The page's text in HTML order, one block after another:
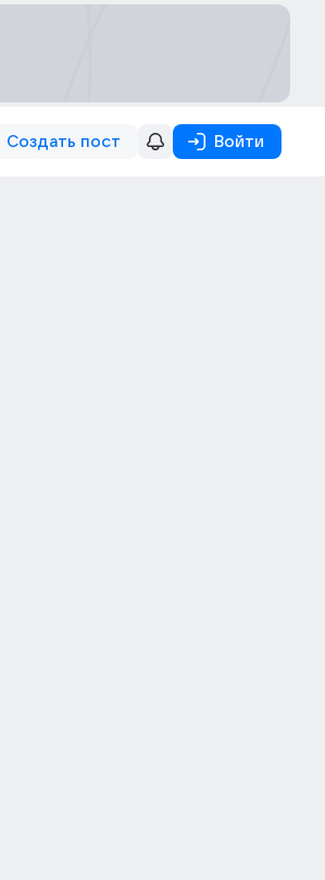
Создать пост Войти